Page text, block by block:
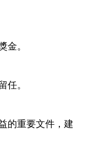
金。
任。
的重要文件，建